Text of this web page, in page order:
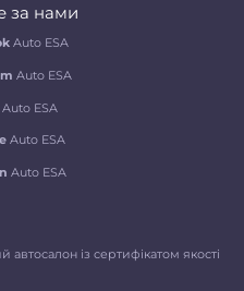
за нами
Auto ESA
Auto ESA
Auto ESA
Auto ESA
Auto ESA
із сертифікатом якості